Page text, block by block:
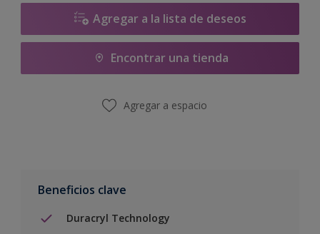
Agregar a la lista de deseos
Encontrar una tienda
Agregar a espacio
Beneficios clave
Duracryl Technology